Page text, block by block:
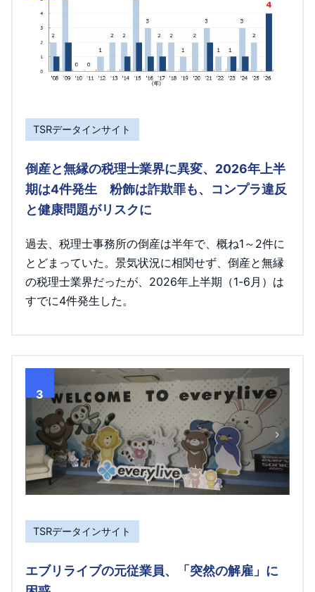
TSRデータインサイト
倒産と無縁の税理士業界に異変、2026年上半
期は4件発生 粉飾は詐欺罪も、コンプラ違反
と健康問題がリスクに
過去、税理士事務所の倒産は半年で、概ね1～2件に
とどまっていた。景気状況に相関せず、倒産と無縁
の税理士業界だったが、2026年上半期（1-6月）は
すでに4件発生した。
3
TSRデータインサイト
エブリライブの元従業員、「突然の解雇」に